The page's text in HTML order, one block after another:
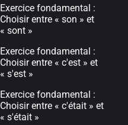
Exercice fondamental :
Choisir entre « son » et
« sont »
Exercice fondamental :
Choisir entre « c'est » et
« s'est »
Exercice fondamental :
Choisir entre « c'était » et
« s'était »